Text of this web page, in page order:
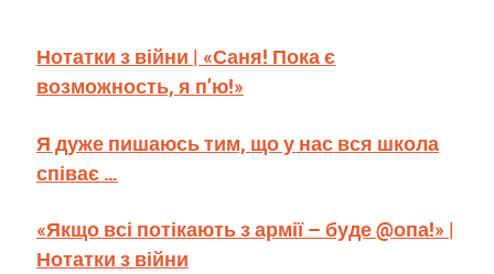
Нотатки з війни | «Саня! Пока є
возможность, я п’ю!»
Я дуже пишаюсь тим, що у нас вся школа
співає …
«Якщо всі потікають з армії – буде @опа!» |
Нотатки з війни